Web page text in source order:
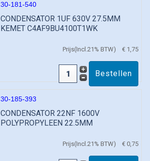
30-181-540
CONDENSATOR 1UF 630V 27.5MM
KEMET C4AF9BU4100T1WK
Prijs(Incl.21% BTW) € 1,75
30-185-393
CONDENSATOR 22NF 1600V
POLYPROPYLEEN 22.5MM
Prijs(Incl.21% BTW) € 0,75